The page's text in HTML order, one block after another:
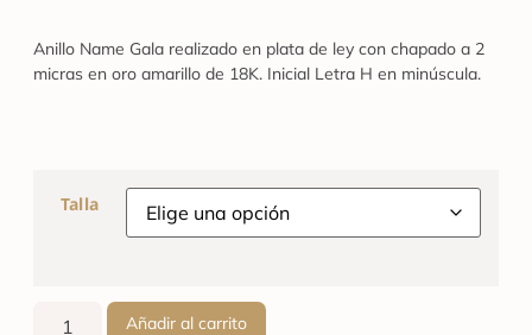
Anillo Name Gala realizado en plata de ley con chapado a 2
micras en oro amarillo de 18K. Inicial Letra H en minúscula.
Talla
Añadir al carrito